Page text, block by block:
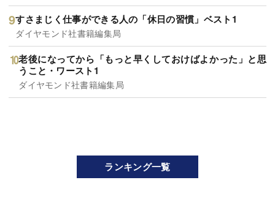
すさまじく仕事ができる人の「休日の習慣」ベスト1
ダイヤモンド社書籍編集局
老後になってから「もっと早くしておけばよかった」と思
うこと・ワースト1
ダイヤモンド社書籍編集局
ランキング一覧